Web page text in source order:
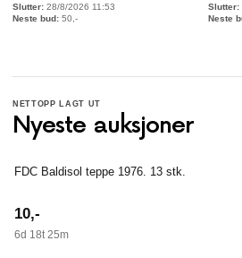
28/8/2026 11:53
50 ,-
NETTOPP LAGT UT
Nyeste auksjoner
FDC Baldisol teppe 1976. 13 stk.
10,-
6d 18t 25m